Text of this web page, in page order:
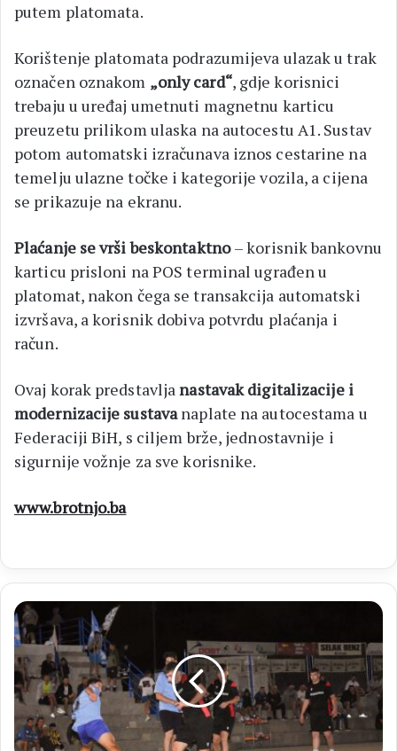
putem platomata.
Korištenje platomata podrazumijeva ulazak u trak
označen oznakom „only card“, gdje korisnici
trebaju u uređaj umetnuti magnetnu karticu
preuzetu prilikom ulaska na autocestu A1. Sustav
potom automatski izračunava iznos cestarine na
temelju ulazne točke i kategorije vozila, a cijena
se prikazuje na ekranu.
Plaćanje se vrši beskontaktno– korisnik bankovnu
karticu prisloni na POS terminal ugrađen u
platomat, nakon čega se transakcija automatski
izvršava, a korisnik dobiva potvrdu plaćanja i
račun.
Ovaj korak predstavljanastavak digitalizacije i
modernizacije sustavanaplate na autocestama u
Federaciji BiH, s ciljem brže, jednostavnije i
sigurnije vožnje za sve korisnike.
www.brotnjo.ba
MNL
MZ
Mladi
nogometaši
otvaraju
večeri
završnice
lige